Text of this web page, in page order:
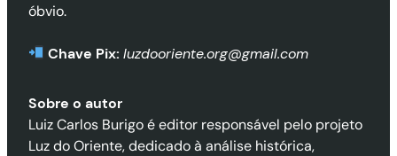
óbvio.
Chave Pix: luzdooriente.org@gmail.com
Sobre o autor
Luiz Carlos Burigo é editor responsável pelo projeto
Luz do Oriente, dedicado à análise histórica,